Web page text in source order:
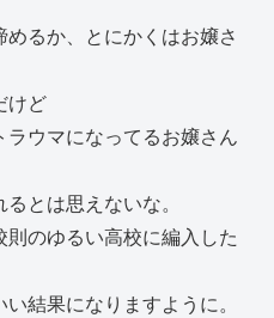
るか、とにかくはお嬢さ
けど
ウマになってるお嬢さん
とは思えないな。
のゆるい高校に編入した
結果になりますように。